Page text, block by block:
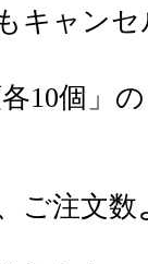
ャンセ
10個」
ご注文